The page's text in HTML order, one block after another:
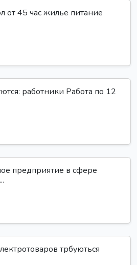
от 45 час жилье питание
работники Работа по 12
предприятие в сфере
трбуються